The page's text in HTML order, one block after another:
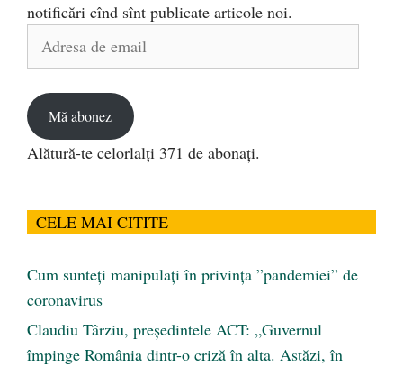
notificări cînd sînt publicate articole noi.
Adresa
Mă abonez
Alătură-te celorlalți 371 de abonați.
CELE MAI CITITE
Cum sunteți manipulați în privința ”pandemiei” de
coronavirus
Claudiu Târziu, președintele ACT: „Guvernul
împinge România dintr-o criză în alta. Astăzi, în